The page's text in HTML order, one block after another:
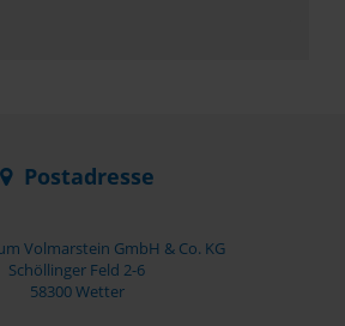
Postadresse
Volmarstein GmbH & Co. KG
Schöllinger Feld 2-6
58300 Wetter